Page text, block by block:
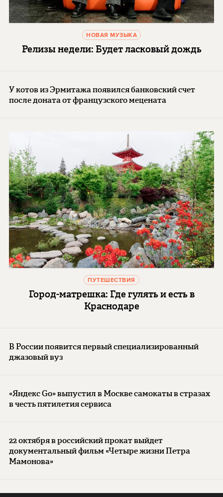
НОВАЯ МУЗЫКА
Релизы недели: Будет ласковый дождь
У котов из Эрмитажа появился банковский счет
после доната от французского мецената
ПУТЕШЕСТВИЯ
Город-матрешка: Где гулять и есть в
Краснодаре
В России появится первый специализированный
джазовый вуз
«Яндекс Go» выпустил в Москве самокаты в стразах
в честь пятилетия сервиса
22 октября в российский прокат выйдет
документальный фильм «Четыре жизни Петра
Мамонова»